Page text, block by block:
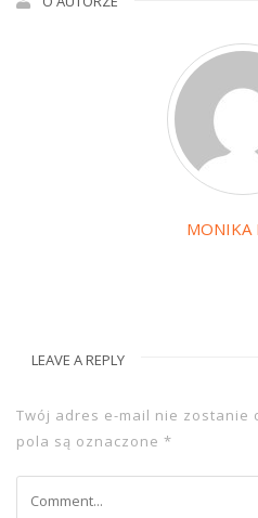
MONIKA
LEAVE A REPLY
Twój adres e-mail nie zostanie
pola są oznaczone *